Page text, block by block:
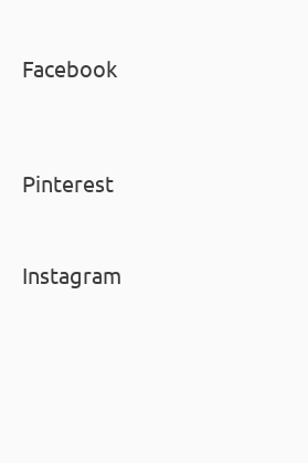
Facebook
Pinterest
Instagram